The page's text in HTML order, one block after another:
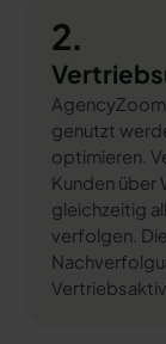
2.
genutzt
optimieren.
Kunden über
gleichzeitig
verfolgen.